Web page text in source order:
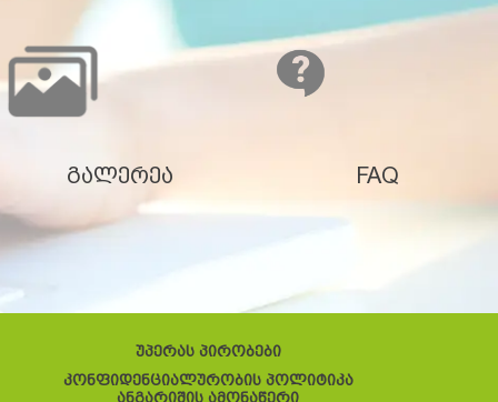
გალერეა FAQ
უპერას პირობები
კონფიდენციალურობის პოლიტიკა
ანგარიშის ამონაწერი